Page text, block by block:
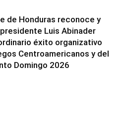
de Honduras reconoce y
Luis Abinader
éxito organizativo
Centroamericanos y del
Domingo 2026